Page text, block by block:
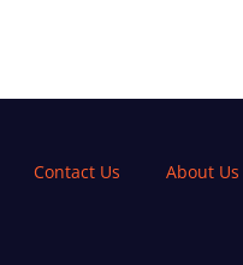
Contact Us About Us